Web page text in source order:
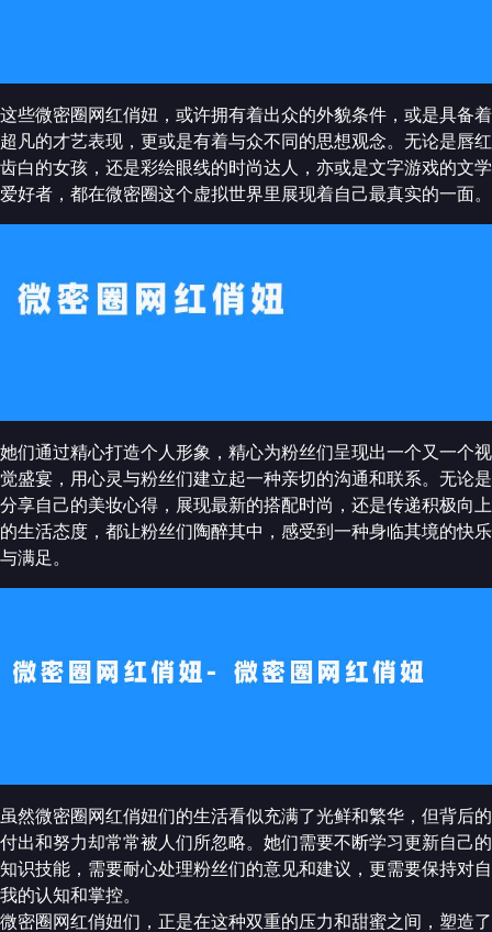
这些微密圈网红俏妞，或许拥有着出众的外貌条件，或是具备着
超凡的才艺表现，更或是有着与众不同的思想观念。无论是唇红
齿白的女孩，还是彩绘眼线的时尚达人，亦或是文字游戏的文学
爱好者，都在微密圈这个虚拟世界里展现着自己最真实的一面。
她们通过精心打造个人形象，精心为粉丝们呈现出一个又一个视
觉盛宴，用心灵与粉丝们建立起一种亲切的沟通和联系。无论是
分享自己的美妆心得，展现最新的搭配时尚，还是传递积极向上
的生活态度，都让粉丝们陶醉其中，感受到一种身临其境的快乐
与满足。
虽然微密圈网红俏妞们的生活看似充满了光鲜和繁华，但背后的
付出和努力却常常被人们所忽略。她们需要不断学习更新自己的
知识技能，需要耐心处理粉丝们的意见和建议，更需要保持对自
我的认知和掌控。
微密圈网红俏妞们，正是在这种双重的压力和甜蜜之间，塑造了